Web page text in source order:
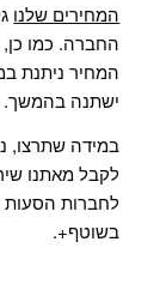
המחירים שלנו
החברה. כמו
המחיר ניתנת
ישתנה בהמשך.
במידה שתרצו,
לקבל מאתנו
לחברות הסעות
בשוטף+.